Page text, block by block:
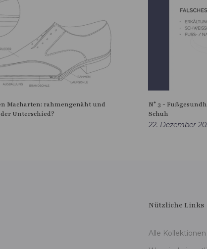
Macharten: rahmengenäht und
Unterschied?
N° 3 -
Schuh
22. Dezember
Nützliche Links
Alle Kollektionen